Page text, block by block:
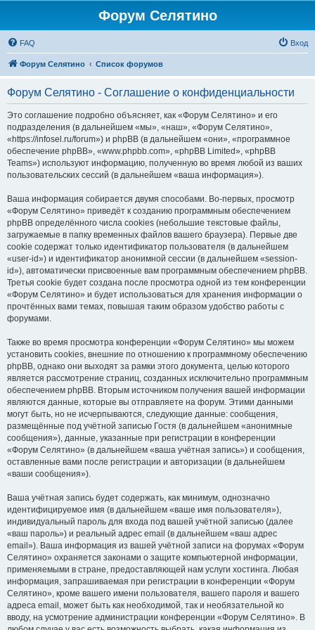
Форум Селятино
FAQ Вход
Форум Селятино Список форумов
Форум Селятино - Соглашение о конфиденциальности
Это соглашение подробно объясняет, как «Форум Селятино» и его
подразделения (в дальнейшем «мы», «наш», «Форум Селятино»,
«https://infosel.ru/forum») и phpBB (в дальнейшем «они», «программное
обеспечение phpBB», «www.phpbb.com», «phpBB Limited», «phpBB
Teams») используют информацию, полученную во время любой из ваших
пользовательских сессий (в дальнейшем «ваша информация»).
Ваша информация собирается двумя способами. Во-первых, просмотр
«Форум Селятино» приведёт к созданию программным обеспечением
phpBB определённого числа cookies (небольшие текстовые файлы,
загружаемые в папку временных файлов вашего браузера). Первые две
cookie содержат только идентификатор пользователя (в дальнейшем
«user-id») и идентификатор анонимной сессии (в дальнейшем «session-
id»), автоматически присвоенные вам программным обеспечением phpBB.
Третья cookie будет создана после просмотра одной из тем конференции
«Форум Селятино» и будет использоваться для хранения информации о
прочтённых вами темах, повышая таким образом удобство работы с
форумами.
Также во время просмотра конференции «Форум Селятино» мы можем
установить cookies, внешние по отношению к программному обеспечению
phpBB, однако они выходят за рамки этого документа, целью которого
является рассмотрение страниц, созданных исключительно программным
обеспечением phpBB. Вторым источником получения вашей информации
являются данные, которые вы отправляете на форум. Этими данными
могут быть, но не исчерпываются, следующие данные: сообщения,
размещённые под учётной записью Гостя (в дальнейшем «анонимные
сообщения»), данные, указанные при регистрации в конференции
«Форум Селятино» (в дальнейшем «ваша учётная запись») и сообщения,
оставленные вами после регистрации и авторизации (в дальнейшем
«ваши сообщения»).
Ваша учётная запись будет содержать, как минимум, однозначно
идентифицируемое имя (в дальнейшем «ваше имя пользователя»),
индивидуальный пароль для входа под вашей учётной записью (далее
«ваш пароль») и реальный адрес email (в дальнейшем «ваш адрес
email»). Ваша информация из вашей учётной записи на форумах «Форум
Селятино» охраняется законами о защите компьютерной информации,
применяемыми в стране, предоставляющей нам услуги хостинга. Любая
информация, запрашиваемая при регистрации в конференции «Форум
Селятино», кроме вашего имени пользователя, вашего пароля и вашего
адреса email, может быть как необходимой, так и необязательной ко
вводу, на усмотрение администрации конференции «Форум Селятино». В